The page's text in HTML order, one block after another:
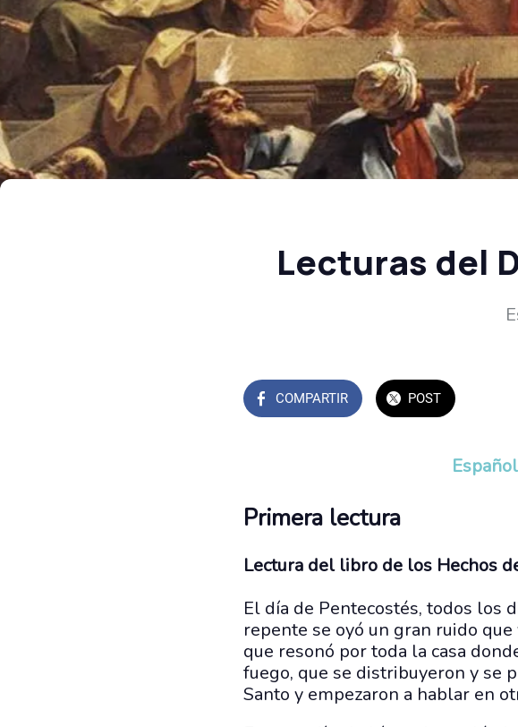
Lecturas del
COMPARTIR POST
Español
Primera lectura
Lectura del libro de los Hechos
El día de Pentecostés, todos los
repente se oyó un gran ruido
que resonó por toda la casa
fuego, que se distribuyeron y se
Santo y empezaron a hablar en